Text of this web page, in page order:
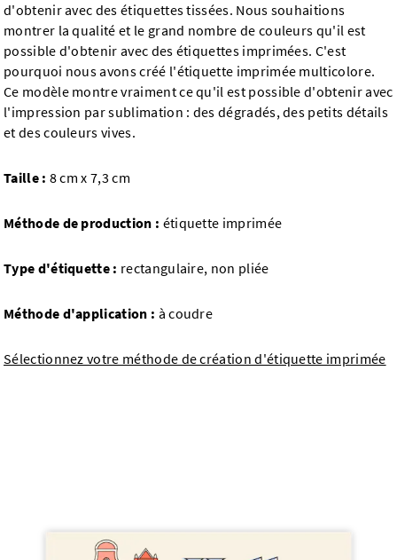
d'obtenir avec des étiquettes tissées. Nous souhaitions
montrer la qualité et le grand nombre de couleurs qu'il est
possible d'obtenir avec des étiquettes imprimées. C'est
pourquoi nous avons créé l'étiquette imprimée multicolore.
Ce modèle montre vraiment ce qu'il est possible d'obtenir avec
l'impression par sublimation : des dégradés, des petits détails
et des couleurs vives.
Taille : 8 cm x 7,3 cm
Méthode de production : étiquette imprimée
Type d'étiquette : rectangulaire, non pliée
Méthode d'application : à coudre
Sélectionnez votre méthode de création d'étiquette imprimée